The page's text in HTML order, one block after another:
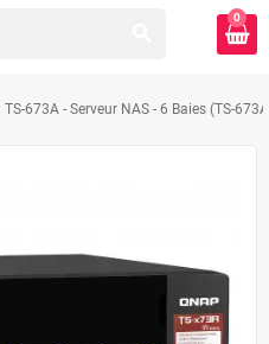
0
TS-673A - Serveur NAS - 6 Baies (TS-